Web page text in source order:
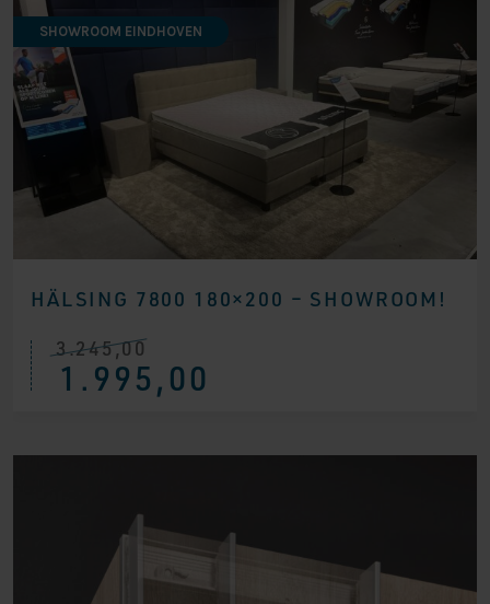
HÄLSING 7800 180×200 – SHOWROOM!
SHOWROOM EINDHOVEN
3.245,00
Ursprünglicher
Preis
war:1.995,00
Aktueller
Preis
ist: